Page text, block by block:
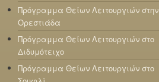
Πρόγραμμα Θείων Λειτουργιών στην
Ορεστιάδα
Πρόγραμμα Θείων Λειτουργιών στο
Διδυμότειχο
Πρόγραμμα Θείων Λειτουργιών στο